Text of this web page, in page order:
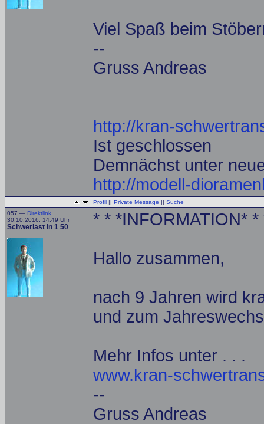
Viel Spaß beim
--
Gruss Andreas
http://kran-
Ist geschlossen
Demnächst unter
http://modell-
Profil || Private Message || Suche
057 — Direktlink
30.10.2016, 14:49 Uhr
Schwerlast in 1 50 * * *INFORMATION*
Hallo zusammen,
nach 9 Jahren wird
und zum
Mehr Infos unter . . .
www.kran-
--
Gruss Andreas